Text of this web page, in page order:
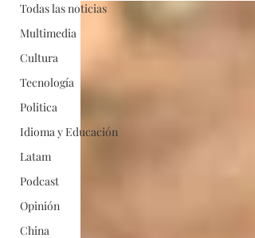
Todas las noticias
Multimedia
Cultura
Tecnología
Politica
Idioma y Educación
Latam
Podcast
Opinión
China